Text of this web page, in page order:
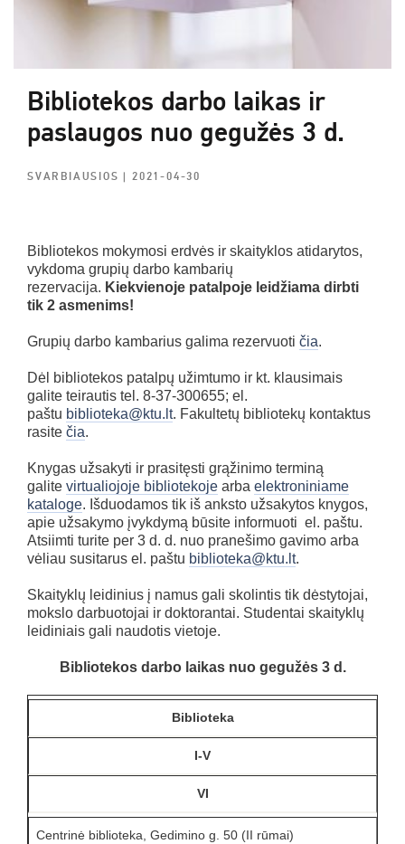
Bibliotekos darbo laikas ir
paslaugos nuo gegužės 3 d.
SVARBIAUSIOS | 2021-04-30
Bibliotekos mokymosi erdvės ir skaityklos atidarytos,
vykdoma grupių darbo kambarių
rezervacija. Kiekvienoje patalpoje leidžiama dirbti
tik 2 asmenims!
Grupių darbo kambarius galima rezervuoti čia.
Dėl bibliotekos patalpų užimtumo ir kt. klausimais
galite teirautis tel. 8-37-300655; el.
paštu biblioteka@ktu.lt. Fakultetų bibliotekų kontaktus
rasite čia.
Knygas užsakyti ir prasitęsti grąžinimo terminą
galite virtualiojoje bibliotekoje arba elektroniniame
kataloge. Išduodamos tik iš anksto užsakytos knygos,
apie užsakymo įvykdymą būsite informuoti el. paštu.
Atsiimti turite per 3 d. d. nuo pranešimo gavimo arba
vėliau susitarus el. paštu biblioteka@ktu.lt.
Skaityklų leidinius į namus gali skolintis tik dėstytojai,
mokslo darbuotojai ir doktorantai. Studentai skaityklų
leidiniais gali naudotis vietoje.
Bibliotekos darbo laikas nuo gegužės 3 d.
Biblioteka
I-V
VI
Centrinė biblioteka, Gedimino g. 50 (II rūmai)